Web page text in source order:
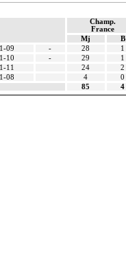
Champ.
France
Mj
B
09 - 28 1
10 - 29 1
11 24 2
08 4 0
85 4